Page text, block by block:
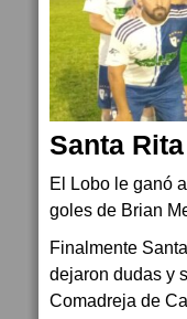
Santa
El Lobo le ganó
goles de Brian
Finalmente
dejaron dudas y
Comadreja de